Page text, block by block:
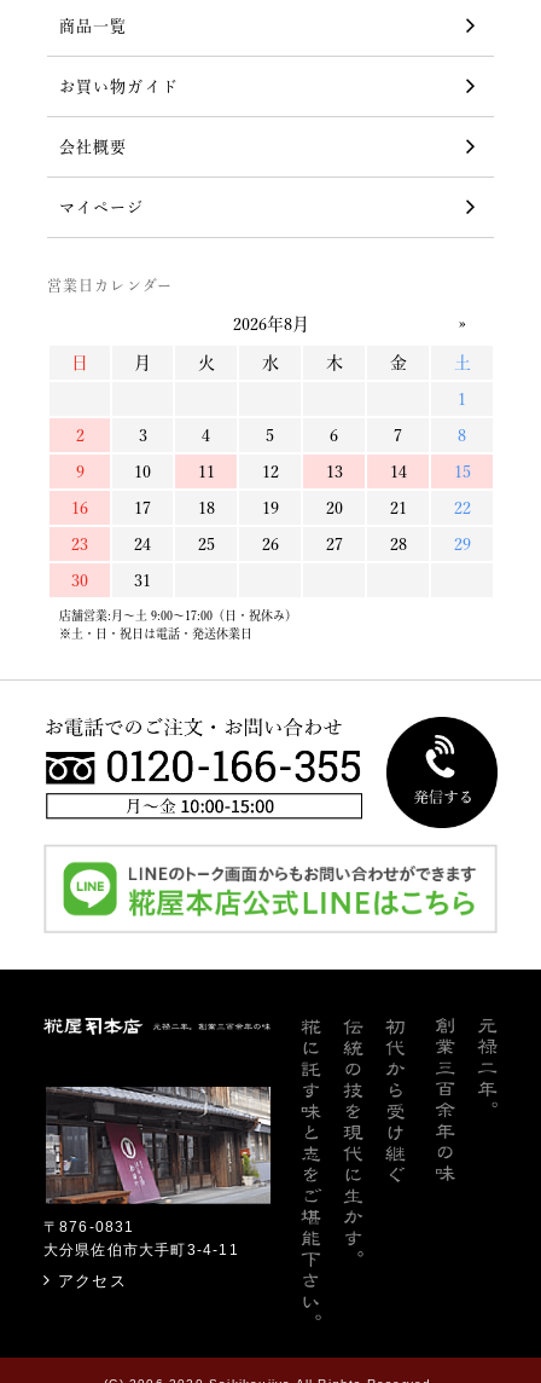
商品一覧
お買い物ガイド
会社概要
マイページ
営業日カレンダー
糀屋本店
〒876-0831
大分県佐伯市大手町3-4-11
アクセス